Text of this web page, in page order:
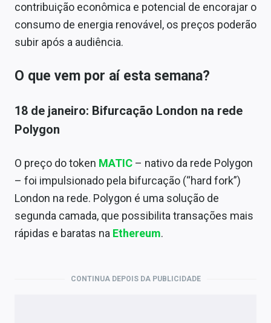
contribuição econômica e potencial de encorajar o
consumo de energia renovável, os preços poderão
subir após a audiência.
O que vem por aí esta semana?
18 de janeiro: Bifurcação London na rede
Polygon
O preço do token MATIC – nativo da rede Polygon
– foi impulsionado pela bifurcação (“hard fork”)
London na rede. Polygon é uma solução de
segunda camada, que possibilita transações mais
rápidas e baratas na Ethereum.
CONTINUA DEPOIS DA PUBLICIDADE